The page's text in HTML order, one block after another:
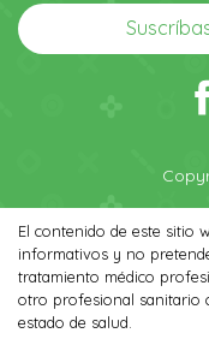
El contenido de este sitio
informativos y no
tratamiento médico
otro profesional sanitario
estado de salud.